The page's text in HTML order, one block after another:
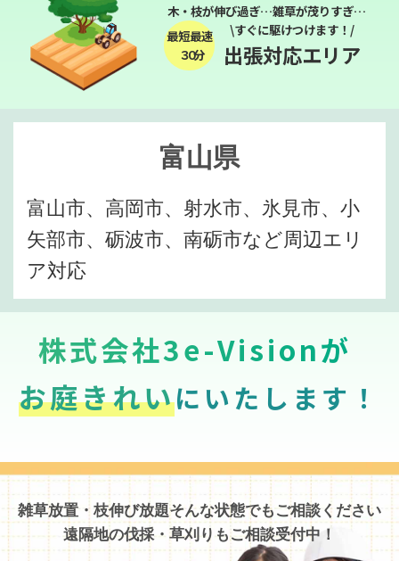
木・枝が伸び過ぎ…雑草が茂りすぎ…
最短最速
３０分
\すぐに駆けつけます！/
出張対応エリア
富山県
富山市、高岡市、射水市、氷見市、小
矢部市、砺波市、南砺市など周辺エリ
ア対応
株式会社3e-Visionが
お庭きれいにいたします！
雑草放置・枝伸び放題そんな状態でもご相談ください
遠隔地の伐採・草刈りもご相談受付中！